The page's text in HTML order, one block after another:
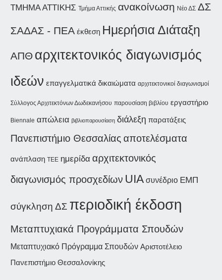
ΤΜΗΜΑ ΑΤΤΙΚΗΣ Τμήμα Αττικής ανακοίνωση Νέο ΔΣ ΔΣ
ΣΑΔΑΣ - ΠΕΑ έκθεση Ημερήσια Διάταξη
ΑΠΘ αρχιτεκτονικός διαγωνισμός
ιδεών επαγγελματικά δικαιώματα αρχιτεκτονικοί διαγωνισμοί
Σύλλογος Αρχιτεκτόνων Δωδεκανήσου παρουσίαση βιβλίου εργαστήριο
Biennale απώλεια βιβλιοπαρουσίαση διάλεξη παρατάξεις
Πανεπιστήμιο Θεσσαλίας αποτελέσματα
ανάπλαση ΤΕΕ ημερίδα αρχιτεκτονικός
διαγωνισμός προσχεδίων UIA συνέδριο ΕΜΠ
σύγκληση ΔΣ περιοδική έκδοση
Μεταπτυχιακά Προγράμματα Σπουδών
Μεταπτυχιακό Πρόγραμμα Σπουδών Αριστοτέλειο
Πανεπιστήμιο Θεσσαλονίκης